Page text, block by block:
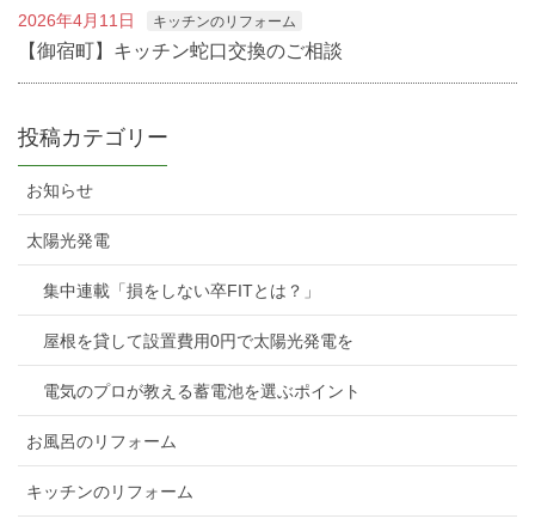
2026年4月11日 キッチンのリフォーム
【御宿町】キッチン蛇口交換のご相談
投稿カテゴリー
お知らせ
太陽光発電
集中連載「損をしない卒FITとは？」
屋根を貸して設置費用0円で太陽光発電を
電気のプロが教える蓄電池を選ぶポイント
お風呂のリフォーム
キッチンのリフォーム